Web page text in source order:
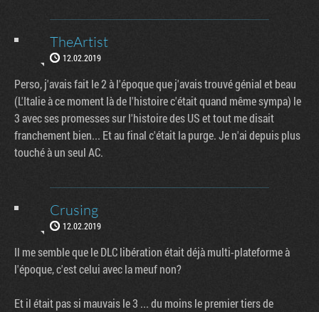
TheArtist
12.02.2019
Perso, j'avais fait le 2 à l'époque que j'avais trouvé génial et beau
(L'Italie à ce moment là de l'histoire c'était quand même sympa) le
3 avec ses promesses sur l'histoire des US et tout me disait
franchement bien... Et au final c'était la purge. Je n'ai depuis plus
touché à un seul AC.
Crusing
12.02.2019
Il me semble que le DLC libération était déjà multi-plateforme à
l'époque, c'est celui avec la meuf non?
Et il était pas si mauvais le 3 ... du moins le premier tiers de